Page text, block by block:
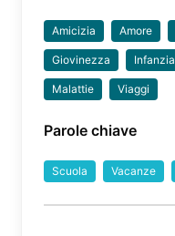
Amicizia Amore
Giovinezza Infanzia
Malattie Viaggi
Parole chiave
Scuola Vacanze